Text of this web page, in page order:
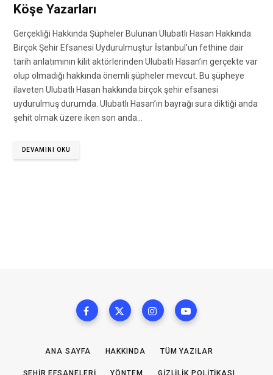
Köşe Yazarları
Gerçekliği Hakkında Şüpheler Bulunan Ulubatlı Hasan Hakkında
Birçok Şehir Efsanesi Uydurulmuştur İstanbul’un fethine dair
tarih anlatımının kilit aktörlerinden Ulubatlı Hasan’ın gerçekte var
olup olmadığı hakkında önemli şüpheler mevcut. Bu şüpheye
ilaveten Ulubatlı Hasan hakkında birçok şehir efsanesi
uydurulmuş durumda. Ulubatlı Hasan’ın bayrağı sura diktiği anda
şehit olmak üzere iken son anda…
DEVAMINI OKU
ANA SAYFA HAKKINDA TÜM YAZILAR
ŞEHIR EFSANELERI YÖNTEM GIZLILIK POLITIKASI